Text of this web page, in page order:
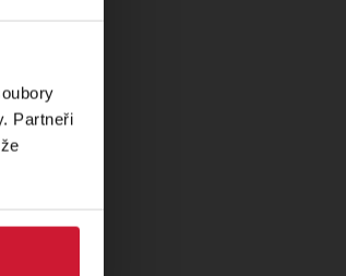
Partneři